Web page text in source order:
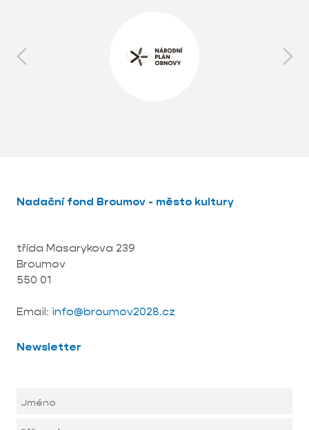
Nadační fond Broumov - město kultury
třída Masarykova 239
Broumov
550 01
Email: info@broumov2028.cz
Newsletter